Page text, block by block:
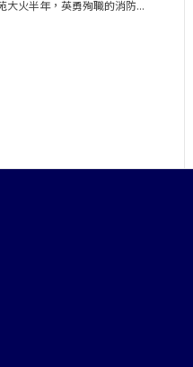
大火半年，英勇殉職的消防...